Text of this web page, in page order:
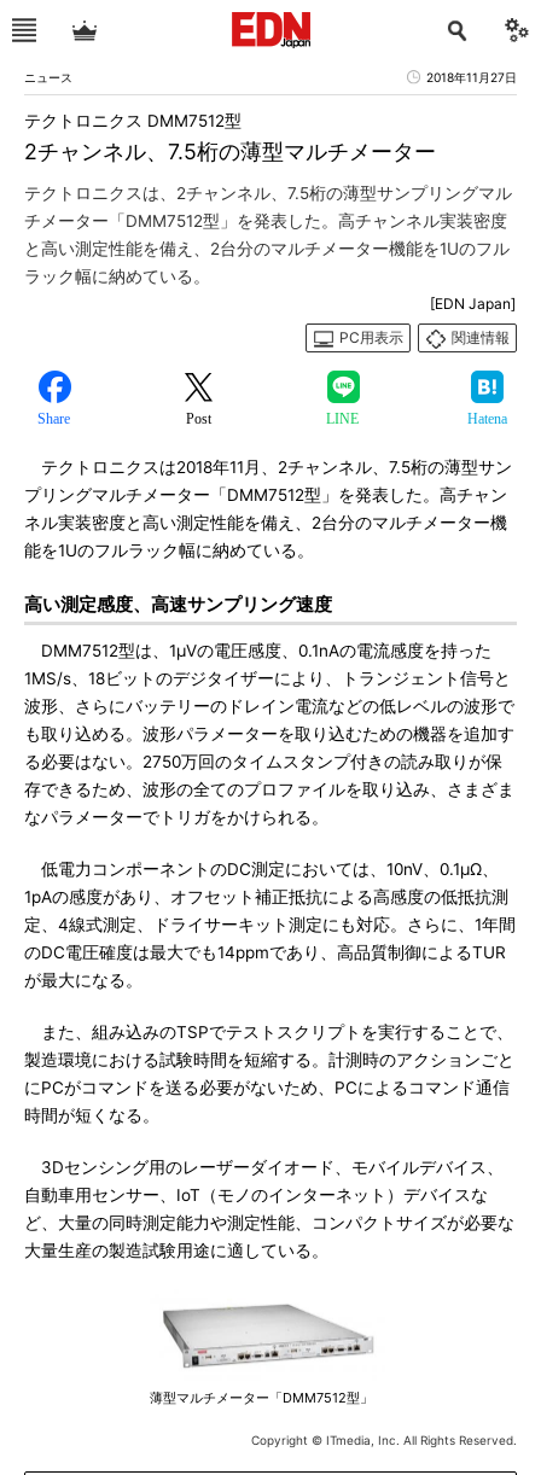
ニュース 2018年11月27日
2チャンネル、7.5桁の薄型マルチメーター
テクトロニクス DMM7512型
テクトロニクスは、2チャンネル、7.5桁の薄型サンプリングマル
チメーター「DMM7512型」を発表した。高チャンネル実装密度
と高い測定性能を備え、2台分のマルチメーター機能を1Uのフル
ラック幅に納めている。
[EDN Japan]
PC用表示
関連情報
Share Post LINE Hatena
テクトロニクスは2018年11月、2チャンネル、7.5桁の薄型サン
プリングマルチメーター「DMM7512型」を発表した。高チャン
ネル実装密度と高い測定性能を備え、2台分のマルチメーター機
能を1Uのフルラック幅に納めている。
高い測定感度、高速サンプリング速度
DMM7512型は、1μVの電圧感度、0.1nAの電流感度を持った
1MS/s、18ビットのデジタイザーにより、トランジェント信号と
波形、さらにバッテリーのドレイン電流などの低レベルの波形で
も取り込める。波形パラメーターを取り込むための機器を追加す
る必要はない。2750万回のタイムスタンプ付きの読み取りが保
存できるため、波形の全てのプロファイルを取り込み、さまざま
なパラメーターでトリガをかけられる。
低電力コンポーネントのDC測定においては、10nV、0.1μΩ、
1pAの感度があり、オフセット補正抵抗による高感度の低抵抗測
定、4線式測定、ドライサーキット測定にも対応。さらに、1年間
のDC電圧確度は最大でも14ppmであり、高品質制御によるTUR
が最大になる。
また、組み込みのTSPでテストスクリプトを実行することで、
製造環境における試験時間を短縮する。計測時のアクションごと
にPCがコマンドを送る必要がないため、PCによるコマンド通信
時間が短くなる。
3Dセンシング用のレーザーダイオード、モバイルデバイス、
自動車用センサー、IoT（モノのインターネット）デバイスな
ど、大量の同時測定能力や測定性能、コンパクトサイズが必要な
大量生産の製造試験用途に適している。
薄型マルチメーター「DMM7512型」
Copyright © ITmedia, Inc. All Rights Reserved.